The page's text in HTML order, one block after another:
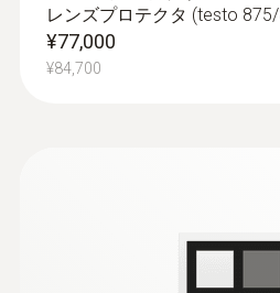
レンズプロテクタ (testo
¥77,000
¥84,700